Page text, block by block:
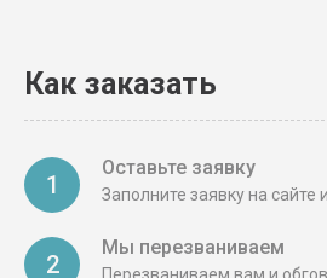
Как заказать
1
Оставьте заявку
Заполните заявку на сайте
2
Мы перезваниваем